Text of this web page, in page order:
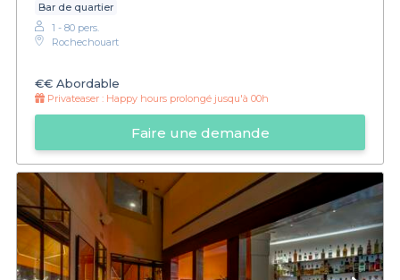
Bar de quartier
1 - 80 pers.
Rochechouart
€€ Abordable
Privateaser : Happy hours prolongé jusqu'à 00h
Faire une demande